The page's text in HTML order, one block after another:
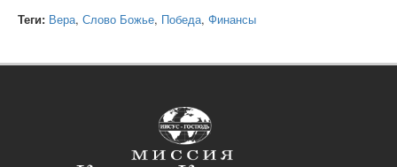
Теги: Вера, Слово Божье, Победа, Финансы